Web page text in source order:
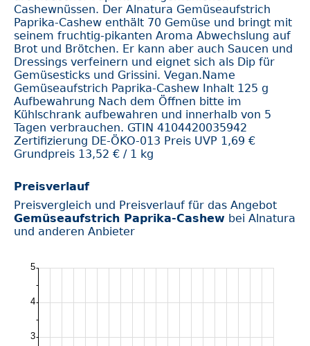
Cashewnüssen. Der Alnatura Gemüseaufstrich
Paprika-Cashew enthält 70 Gemüse und bringt mit
seinem fruchtig-pikanten Aroma Abwechslung auf
Brot und Brötchen. Er kann aber auch Saucen und
Dressings verfeinern und eignet sich als Dip für
Gemüsesticks und Grissini. Vegan.Name
Gemüseaufstrich Paprika-Cashew Inhalt 125 g
Aufbewahrung Nach dem Öffnen bitte im
Kühlschrank aufbewahren und innerhalb von 5
Tagen verbrauchen. GTIN 4104420035942
Zertifizierung DE-ÖKO-013 Preis UVP 1,69 €
Grundpreis 13,52 € / 1 kg
Preisverlauf
Preisvergleich und Preisverlauf für das Angebot
Gemüseaufstrich Paprika-Cashew bei Alnatura
und anderen Anbieter